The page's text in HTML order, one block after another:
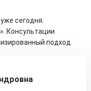
сегодня.
Консультации
подход.